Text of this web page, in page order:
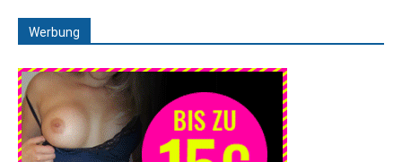
Werbung